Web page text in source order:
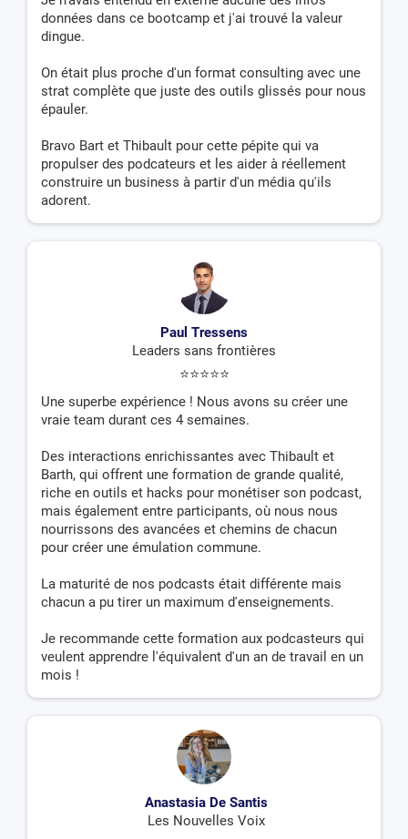
données dans ce bootcamp et j'ai trouvé la valeur
dingue.
On était plus proche d'un format consulting avec une
strat complète que juste des outils glissés pour nous
épauler.
Bravo Bart et Thibault pour cette pépite qui va
propulser des podcateurs et les aider à réellement
construire un business à partir d'un média qu'ils
adorent.
Paul Tressens
Leaders sans frontières
⭐️⭐️⭐️⭐️⭐️
Une superbe expérience ! Nous avons su créer une
vraie team durant ces 4 semaines.
Des interactions enrichissantes avec Thibault et
Barth, qui offrent une formation de grande qualité,
riche en outils et hacks pour monétiser son podcast,
mais également entre participants, où nous nous
nourrissons des avancées et chemins de chacun
pour créer une émulation commune.
La maturité de nos podcasts était différente mais
chacun a pu tirer un maximum d'enseignements.
Je recommande cette formation aux podcasteurs qui
veulent apprendre l'équivalent d'un an de travail en un
mois !
Anastasia De Santis
Les Nouvelles Voix